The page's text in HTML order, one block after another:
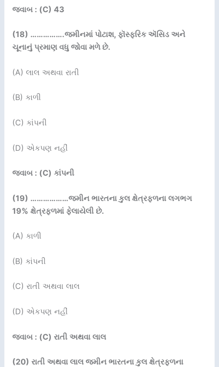
જવાબ : (C) 43
(18) …………….જમીનમાં પોટાશ, ફૉસ્ફરિક ઍસિડ અને
ચૂનાનું પ્રમાણ વધુ જોવા મળે છે.
(A) લાલ અથવા રાતી
(B) કાળી
(C) કાંપની
(D) એકપણ નહીં
જવાબ : (C) કાંપની
(19) ………………જમીન ભારતના કુલ ક્ષેત્રફળના લગભગ
19% ક્ષેત્રફળમાં ફેલાયેલી છે.
(A) કાળી
(B) કાંપની
(C) રાતી અથવા લાલ
(D) એકપણ નહીં
જવાબ : (C) રાતી અથવા લાલ
(20) રાતી અથવા લાલ જમીન ભારતના કુલ ક્ષેત્રફળના